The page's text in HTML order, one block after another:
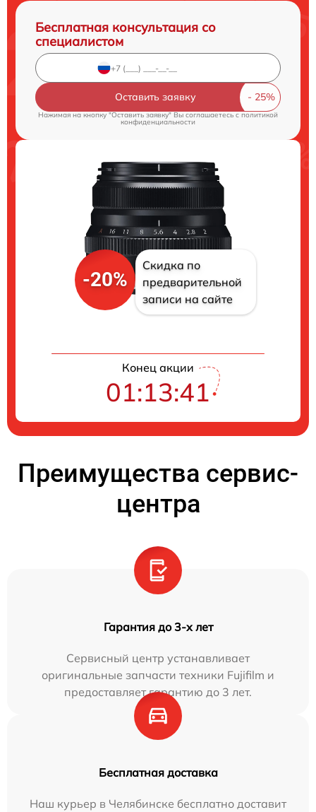
Бесплатная консультация со
специалистом
Оставить заявку
Нажимая на кнопку "Оставить заявку" Вы соглашаетесь c политикой
конфиденциальности
-20%
Скидка по
предварительной
записи на сайте
Конец акции
01:13:40
Преимущества сервис-
центра
Гарантия до 3-х лет
Сервисный центр устанавливает
оригинальные запчасти техники Fujifilm и
предоставляет гарантию до 3 лет.
Бесплатная доставка
Наш курьер в Челябинске бесплатно доставит